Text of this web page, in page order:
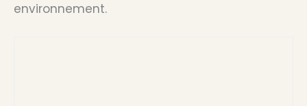
environnement.